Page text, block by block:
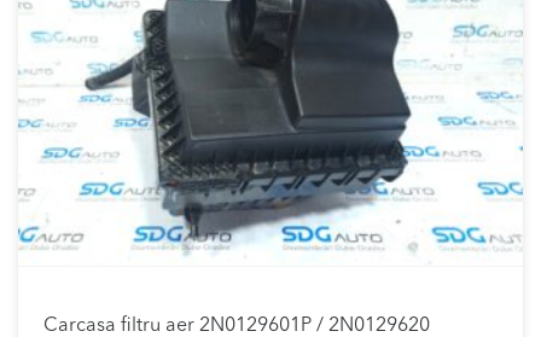
Carcasa filtru aer 2N0129601P / 2N0129620